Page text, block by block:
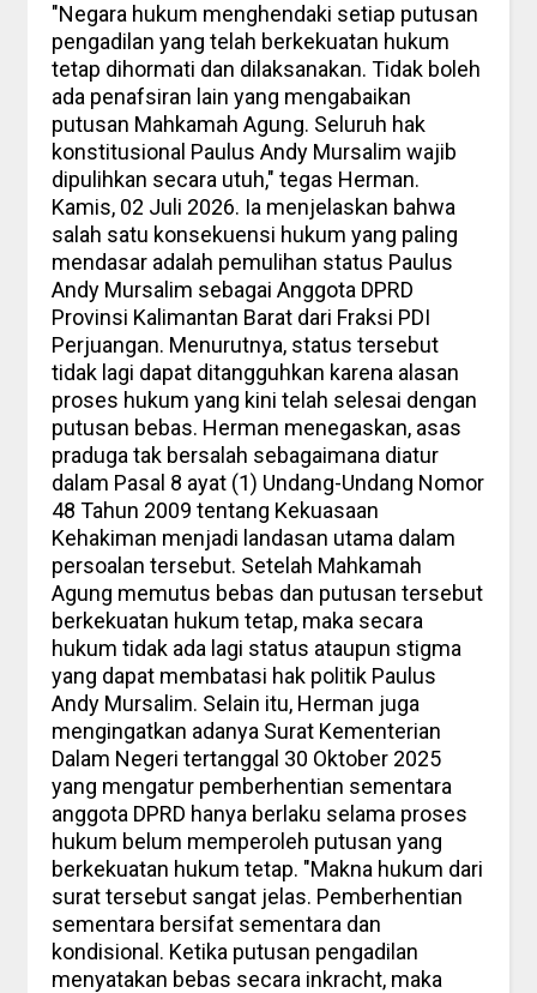
"Negara hukum menghendaki setiap putusan
pengadilan yang telah berkekuatan hukum
tetap dihormati dan dilaksanakan. Tidak boleh
ada penafsiran lain yang mengabaikan
putusan Mahkamah Agung. Seluruh hak
konstitusional Paulus Andy Mursalim wajib
dipulihkan secara utuh," tegas Herman.
Kamis, 02 Juli 2026. Ia menjelaskan bahwa
salah satu konsekuensi hukum yang paling
mendasar adalah pemulihan status Paulus
Andy Mursalim sebagai Anggota DPRD
Provinsi Kalimantan Barat dari Fraksi PDI
Perjuangan. Menurutnya, status tersebut
tidak lagi dapat ditangguhkan karena alasan
proses hukum yang kini telah selesai dengan
putusan bebas. Herman menegaskan, asas
praduga tak bersalah sebagaimana diatur
dalam Pasal 8 ayat (1) Undang-Undang Nomor
48 Tahun 2009 tentang Kekuasaan
Kehakiman menjadi landasan utama dalam
persoalan tersebut. Setelah Mahkamah
Agung memutus bebas dan putusan tersebut
berkekuatan hukum tetap, maka secara
hukum tidak ada lagi status ataupun stigma
yang dapat membatasi hak politik Paulus
Andy Mursalim. Selain itu, Herman juga
mengingatkan adanya Surat Kementerian
Dalam Negeri tertanggal 30 Oktober 2025
yang mengatur pemberhentian sementara
anggota DPRD hanya berlaku selama proses
hukum belum memperoleh putusan yang
berkekuatan hukum tetap. "Makna hukum dari
surat tersebut sangat jelas. Pemberhentian
sementara bersifat sementara dan
kondisional. Ketika putusan pengadilan
menyatakan bebas secara inkracht, maka